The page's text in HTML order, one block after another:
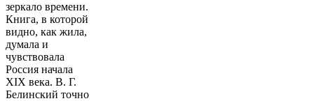
зеркало времени.
Книга, в которой
видно, как жила,
думала и
чувствовала
Россия начала
XIX века. В. Г.
Белинский точно